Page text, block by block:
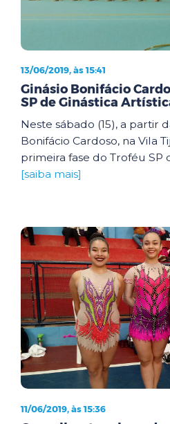
13/06/2019, às 15:41
Ginásio Bonifácio
SP de Ginástica
Neste sábado (15), a partir
Bonifácio Cardoso, na Vila
primeira fase do Troféu SP
[saiba mais]
11/06/2019, às 15:36